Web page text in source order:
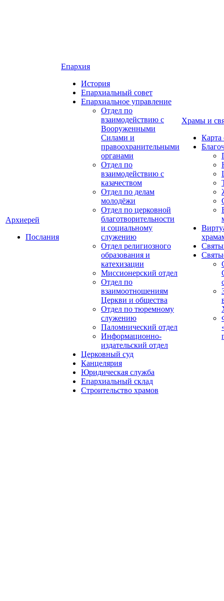
Архиерей
Послания
Епархия
История
Епархиальный совет
Епархиальное управление
Отдел по
взаимодействию с
Вооруженными
Силами и
правоохранительными
органами
Отдел по
взаимодействию с
казачеством
Отдел по делам
молодёжи
Отдел по церковной
благотворительности
и социальному
служению
Отдел религиозного
образования и
катехизации
Миссионерский отдел
Отдел по
взаимоотношениям
Церкви и общества
Отдел по тюремному
служению
Паломнический отдел
Информационно-
издательский отдел
Церковный суд
Канцелярия
Юридическая служба
Епархиальный склад
Строительство храмов
Храмы и
Карта